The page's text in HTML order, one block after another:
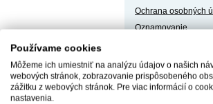
Ochrana osobných
Oznamovanie
Naše registre
Sprostredkovatelia
zamestnania za
Používame cookies
Môžeme ich umiestniť na analýzu údajov o našich
webových stránok, zobrazovanie prispôsobeného
zážitku z webových stránok. Pre viac informácií o
nastavenia.